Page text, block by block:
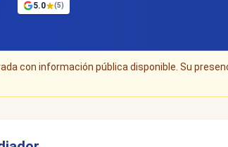
5.0 (5)
con información pública disponible. Su